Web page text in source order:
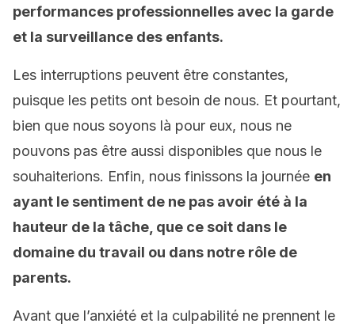
performances professionnelles avec la garde
et la surveillance des enfants.
Les interruptions peuvent être constantes,
puisque les petits ont besoin de nous. Et pourtant,
bien que nous soyons là pour eux, nous ne
pouvons pas être aussi disponibles que nous le
souhaiterions. Enfin, nous finissons la journée en
ayant le sentiment de ne pas avoir été à la
hauteur de la tâche, que ce soit dans le
domaine du travail ou dans notre rôle de
parents.
Avant que l’anxiété et la culpabilité ne prennent le